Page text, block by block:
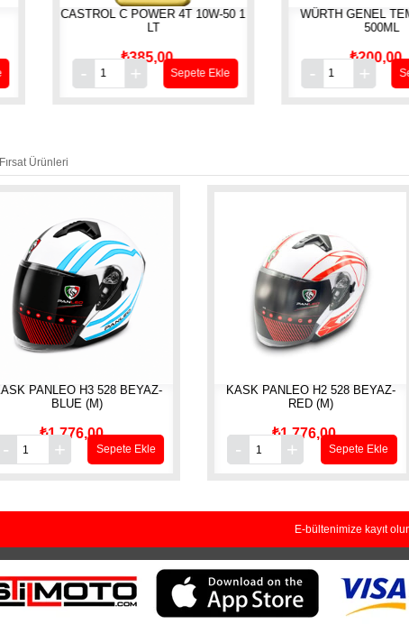
CASTROL C POWER 4T 10W-50 1
₺385,00
Sepete Ekle
WÜRTH GENEL
₺200,00
Sepete
Fırsat Ürünleri
Ekle
KASK PANLEO H2 528 BEYAZ-
₺1.776,00
Sepete Ekle
CG KM
E-bültenimize kayıt